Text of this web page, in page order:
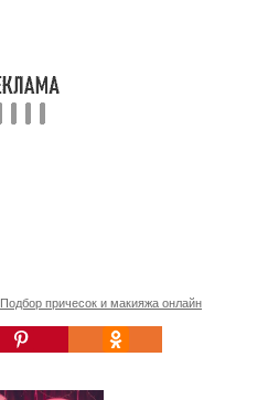
Подбор причесок и макияжа онлайн